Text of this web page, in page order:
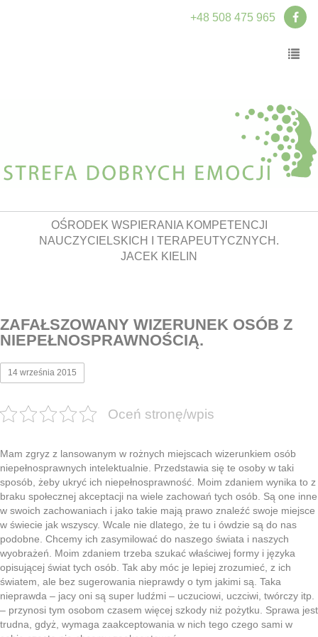
+48 508 475 965
OŚRODEK WSPIERANIA KOMPETENCJI
NAUCZYCIELSKICH I TERAPEUTYCZNYCH.
JACEK KIELIN
ZAFAŁSZOWANY WIZERUNEK OSÓB Z
NIEPEŁNOSPRAWNOŚCIĄ.
14 września 2015
Oceń stronę/wpis
Mam zgryz z lansowanym w rożnych miejscach wizerunkiem osób
niepełnosprawnych intelektualnie. Przedstawia się te osoby w taki
sposób, żeby ukryć ich niepełnosprawność. Moim zdaniem wynika to z
braku społecznej akceptacji na wiele zachowań tych osób. Są one inne
w swoich zachowaniach i jako takie mają prawo znaleźć swoje miejsce
w świecie jak wszyscy. Wcale nie dlatego, że tu i ówdzie są do nas
podobne. Chcemy ich zasymilować do naszego świata i naszych
wyobrażeń. Moim zdaniem trzeba szukać właściwej formy i języka
opisującej świat tych osób. Tak aby móc je lepiej zrozumieć, z ich
światem, ale bez sugerowania nieprawdy o tym jakimi są. Taka
nieprawda – jacy oni są super ludźmi – uczuciowi, uczciwi, twórczy itp.
– przynosi tym osobom czasem więcej szkody niż pożytku. Sprawa jest
trudna, gdyż, wymaga zaakceptowania w nich tego czego sami w